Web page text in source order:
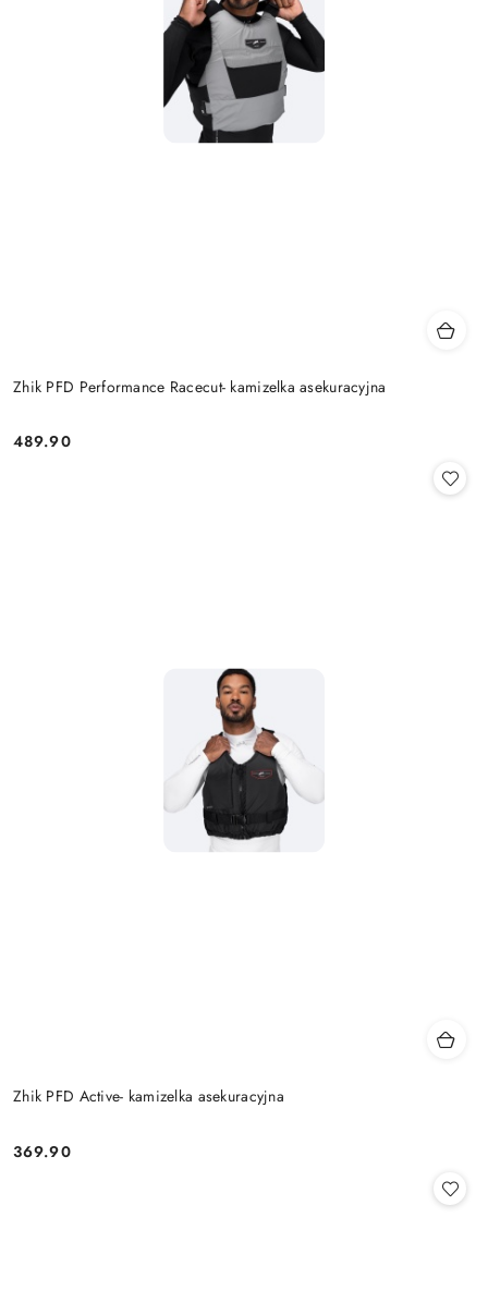
Zhik PFD Performance Racecut- kamizelka asekuracyjna
Cena:
489.90
Zhik PFD Active- kamizelka asekuracyjna
Cena:
369.90